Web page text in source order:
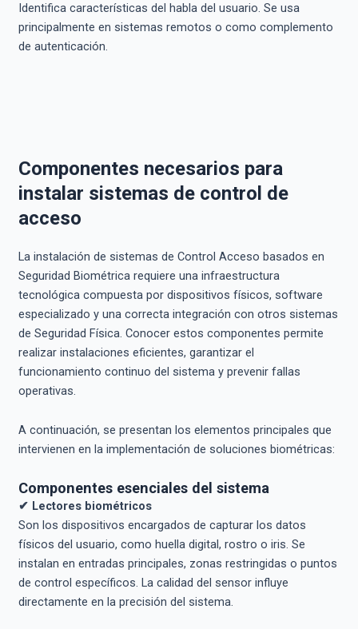
Identifica características del habla del usuario. Se usa
principalmente en sistemas remotos o como complemento
de autenticación.
Componentes necesarios para
instalar sistemas de control de
acceso
La instalación de sistemas de Control Acceso basados en
Seguridad Biométrica requiere una infraestructura
tecnológica compuesta por dispositivos físicos, software
especializado y una correcta integración con otros sistemas
de Seguridad Física. Conocer estos componentes permite
realizar instalaciones eficientes, garantizar el
funcionamiento continuo del sistema y prevenir fallas
operativas.
A continuación, se presentan los elementos principales que
intervienen en la implementación de soluciones biométricas:
Componentes esenciales del sistema
✔ Lectores biométricos
Son los dispositivos encargados de capturar los datos
físicos del usuario, como huella digital, rostro o iris. Se
instalan en entradas principales, zonas restringidas o puntos
de control específicos. La calidad del sensor influye
directamente en la precisión del sistema.